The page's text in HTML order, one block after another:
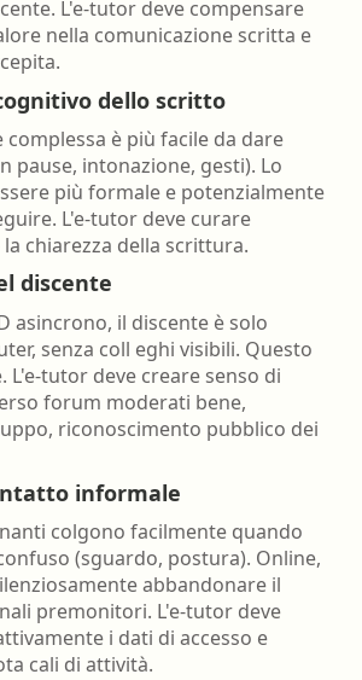
L'e-tutor deve compensare
nella comunicazione scritta e
dello scritto
complessa è più facile da dare
pause, intonazione, gesti). Lo
più formale e potenzialmente
L'e-tutor deve curare
chiarezza della scrittura.
discente
asincrono, il discente è solo
senza coll eghi visibili. Questo
L'e-tutor deve creare senso di
forum moderati bene,
riconoscimento pubblico dei
informale
colgono facilmente quando
(sguardo, postura). Online,
abbandonare il
premonitori. L'e-tutor deve
i dati di accesso e
cali di attività.